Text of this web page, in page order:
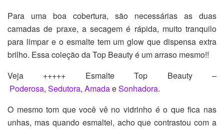
Para uma boa cobertura, são necessárias as duas
camadas de praxe, a secagem é rápida, muito tranquilo
para limpar e o esmalte tem um glow que dispensa extra
brilho. Essa coleção da Top Beauty é um arraso mesmo!!
Veja +++++ Esmalte Top Beauty –
Poderosa, Sedutora, AmadaeSonhadora.
O mesmo tom que você vê no vidrinho é o que fica nas
unhas, mas quando esmaltei, acho que contrastou com a